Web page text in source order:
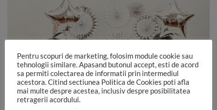
Pentru scopuri de marketing, folosim module cookie sau
tehnologii similare. Apasand butonul accept, esti de acord
sa permiti colectarea de informatii prin intermediul
acestora. Citind sectiunea Politica de Cookies poti afla
mai multe despre acestea, inclusiv despre posibilitatea
retragerii acordului.